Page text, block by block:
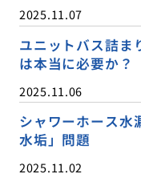
2025.11.07
ユニットバス詰ま
は本当に必要か？
2025.11.06
シャワーホース水
水垢」問題
2025.11.02